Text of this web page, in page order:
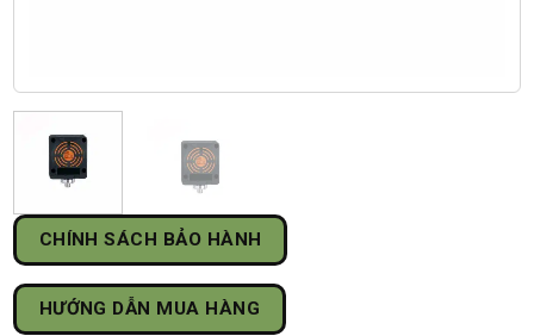
CHÍNH SÁCH BẢO HÀNH
HƯỚNG DẪN MUA HÀNG